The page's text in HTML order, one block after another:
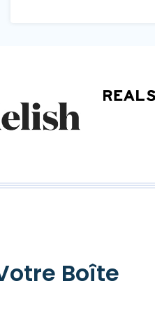
Boîte